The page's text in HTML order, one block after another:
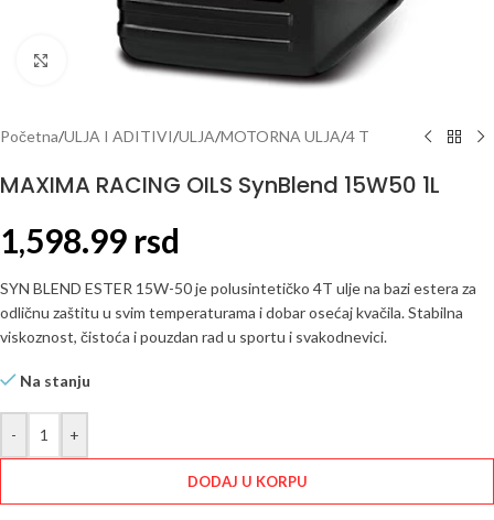
Click to enlarge
Početna/ULJA I ADITIVI/ULJA/MOTORNA ULJA/4 T
MAXIMA RACING OILS SynBlend 15W50 1L
1,598.99 rsd
SYN BLEND ESTER 15W-50 je polusintetičko 4T ulje na bazi estera za
odličnu zaštitu u svim temperaturama i dobar osećaj kvačila. Stabilna
viskoznost, čistoća i pouzdan rad u sportu i svakodnevici.
Na stanju
- +
DODAJ U KORPU